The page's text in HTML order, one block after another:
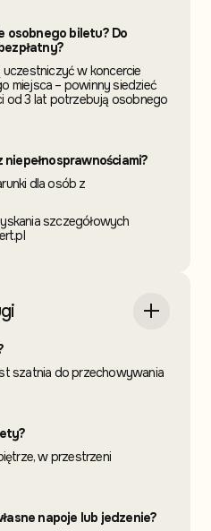
osobnego biletu? Do
uczestniczyć w koncercie
miejsca – powinny siedzieć
od 3 lat potrzebują osobnego
niepełnosprawnościami?
dla osób z
szczegółowych
szatnia do przechowywania
w przestrzeni
napoje lub jedzenie?